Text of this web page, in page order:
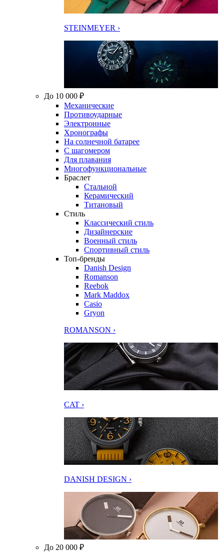
STEINMEYER ›
До 10 000 ₽
Механические
Противоударные
Электронные
Хронографы
На солнечной батарее
С шагомером
Для плавания
Многофункциональные
Браслет
Стальной
Керамический
Титановый
Стиль
Классический стиль
Дизайнерские
Военный стиль
Спортивный стиль
Топ-бренды
Danish Design
Romanson
Reebok
Mark Maddox
Casio
Gryon
ROMANSON ›
CAT ›
DANISH DESIGN ›
До 20 000 ₽